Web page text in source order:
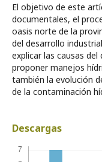
El objetivo de este
documentales, el
oasis norte de la
del desarrollo
explicar las causas
proponer manejos
también la evolución
de la contaminación
Descargas